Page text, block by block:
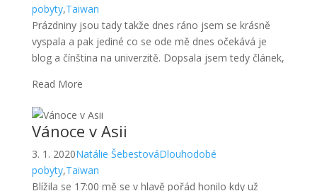
pobyty,Taiwan
Prázdniny jsou tady takže dnes ráno jsem se krásně
vyspala a pak jediné co se ode mě dnes očekává je
blog a čínština na univerzitě. Dopsala jsem tedy článek,
Read More
Vánoce v Asii
3. 1. 2020Natálie ŠebestováDlouhodobé
pobyty,Taiwan
Blížila se 17:00 mě se v hlavě pořád honilo kdy už